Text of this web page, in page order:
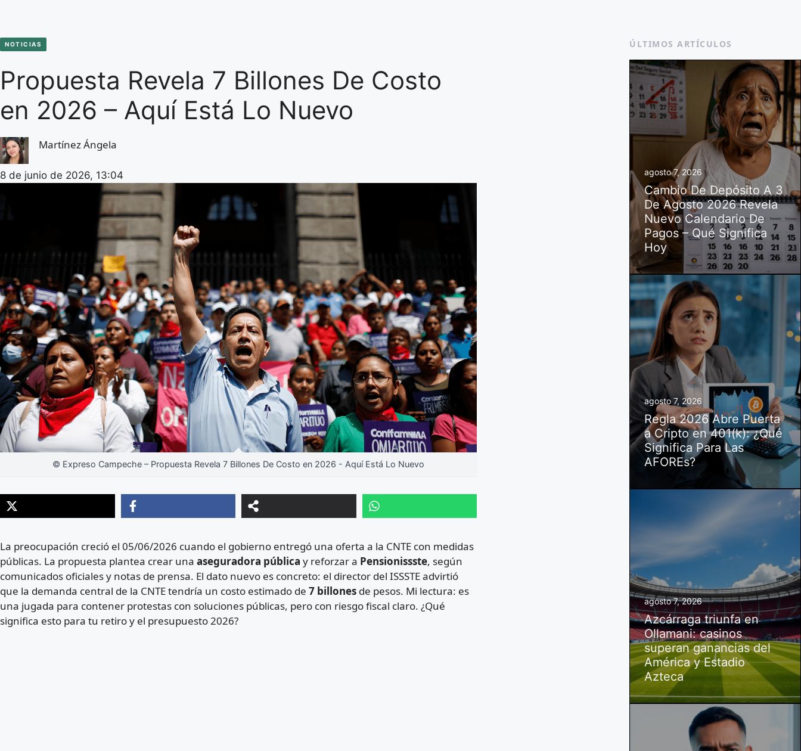
NOTICIAS
Propuesta Revela 7 Billones De Costo
en 2026 – Aquí Está Lo Nuevo
Martínez Ángela
8 de junio de 2026, 13:04
© Expreso Campeche – Propuesta Revela 7 Billones De Costo en 2026 - Aquí Está Lo Nuevo
La preocupación creció el 05/06/2026 cuando el gobierno entregó una oferta a la CNTE con medidas
públicas. La propuesta plantea crear una aseguradora pública y reforzar a Pensionissste, según
comunicados oficiales y notas de prensa. El dato nuevo es concreto: el director del ISSSTE advirtió
que la demanda central de la CNTE tendría un costo estimado de 7 billones de pesos. Mi lectura: es
una jugada para contener protestas con soluciones públicas, pero con riesgo fiscal claro. ¿Qué
significa esto para tu retiro y el presupuesto 2026?
ÚLTIMOS ARTÍCULOS
agosto 7, 2026
Cambio De Depósito A 3
De Agosto 2026 Revela
Nuevo Calendario De
Pagos – Qué Significa
Hoy
agosto 7, 2026
Regla 2026 Abre Puerta
a Cripto en 401(k): ¿Qué
Significa Para Las
AFOREs?
agosto 7, 2026
Azcárraga triunfa en
Ollamani: casinos
superan ganancias del
América y Estadio
Azteca